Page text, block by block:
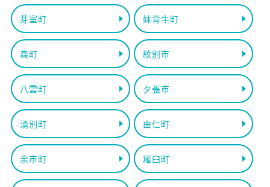
芽室町 妹背牛町
森町 紋別市
八雲町 夕張市
湧別町 由仁町
余市町 羅臼町